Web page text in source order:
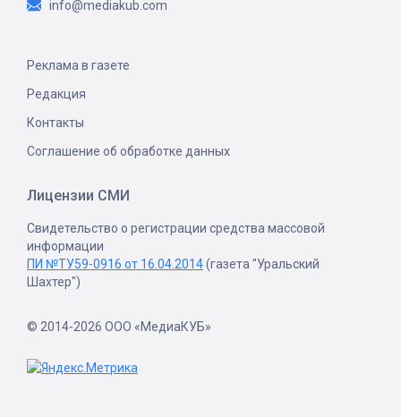
info@mediakub.com
Реклама в газете
Редакция
Контакты
Соглашение об обработке данных
Лицензии СМИ
Свидетельство о регистрации средства массовой
информации
ПИ №ТУ59-0916 от 16.04.2014(газета "Уральский
Шахтер")
© 2014-2026 ООО «МедиаКУБ»